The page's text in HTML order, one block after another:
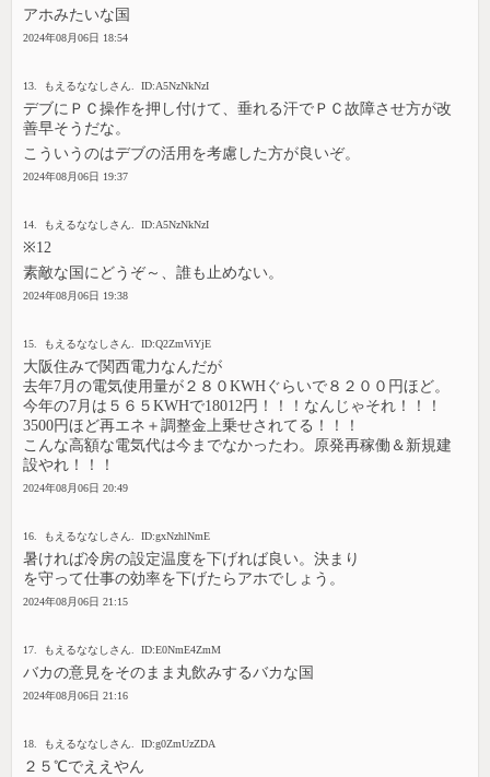
アホみたいな国
2024年08月06日 18:54
13. もえるななしさん. ID:A5NzNkNzI
デブにＰＣ操作を押し付けて、垂れる汗でＰＣ故障させ方が改
善早そうだな。
こういうのはデブの活用を考慮した方が良いぞ。
2024年08月06日 19:37
14. もえるななしさん. ID:A5NzNkNzI
※12
素敵な国にどうぞ～、誰も止めない。
2024年08月06日 19:38
15. もえるななしさん. ID:Q2ZmViYjE
大阪住みで関西電力なんだが
去年7月の電気使用量が２８０KWHぐらいで８２００円ほど。
今年の7月は５６５KWHで18012円！！！なんじゃそれ！！！
3500円ほど再エネ＋調整金上乗せされてる！！！
こんな高額な電気代は今までなかったわ。原発再稼働＆新規建
設やれ！！！
2024年08月06日 20:49
16. もえるななしさん. ID:gxNzhlNmE
暑ければ冷房の設定温度を下げれば良い。決まり
を守って仕事の効率を下げたらアホでしょう。
2024年08月06日 21:15
17. もえるななしさん. ID:E0NmE4ZmM
バカの意見をそのまま丸飲みするバカな国
2024年08月06日 21:16
18. もえるななしさん. ID:g0ZmUzZDA
２５℃でええやん